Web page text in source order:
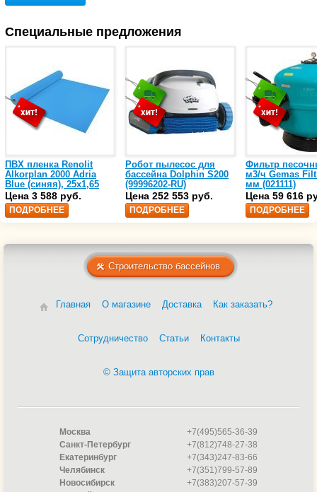
Специальные предложения
ПВХ пленка Renolit
Alkorplan 2000 Adria
Blue (синяя), 25х1,65
(35216203)
Цена 3 588 руб.
ПОДРОБНЕЕ
Робот пылесос для
бассейна Dolphin S200
(99996202-RU)
Цена 252 553 руб.
ПОДРОБНЕЕ
Фильтр
м3/ч Gemas
мм (021111)
Цена 59 616
ПОДРОБНЕЕ
Строительство бассейнов
Главная О магазине Доставка Как заказать?
Сотрудничество Статьи Контакты
© Защита авторских прав
Москва
+7(495)565-36-39
Санкт-Петербург
+7(812)748-27-38
Екатеринбург
+7(343)247-83-66
Челябинск
+7(351)799-57-89
Новосибирск
+7(383)207-57-39